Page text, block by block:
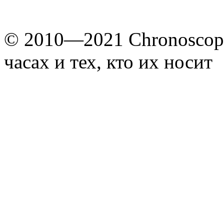
© 2010—2021
часах и тех, кто их носит